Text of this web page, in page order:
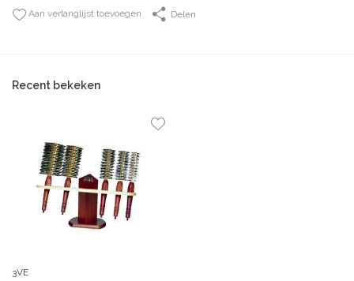
Aan verlanglijst toevoegen Delen
Recent bekeken
3VE